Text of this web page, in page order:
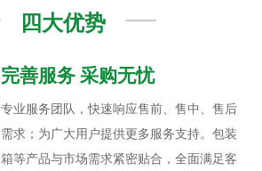
四大优势
完善服务 采购无忧
专业服务团队，快速响应售前、售中、售后
需求；为广大用户提供更多服务支持。包装
箱等产品与市场需求紧密贴合，全面满足客